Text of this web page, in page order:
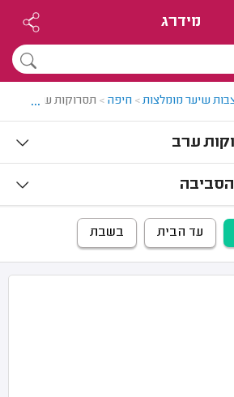
מידרג
שיער מומלצות> חיפה > תסרוקות ערב בחיפה
...
ערב
עד הבית בשבת